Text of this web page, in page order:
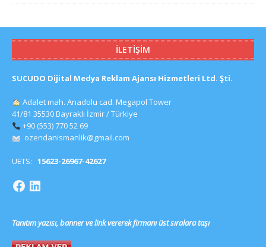
İLETIŞIM
SUCUDO Dijital Medya Reklam Ajansı Hizmetleri Ltd. Şti.
Adalet mah. Anadolu cad. Megapol Tower
41/81 35530 Bayraklı İzmir / Türkiye
+90 (553) 770 52 69
ozendanismanlik@gmail.com
UETS: 15623-26967-42627
Tanıtım yazısı, banner ve link vererek firmanı üst sıralara taşı